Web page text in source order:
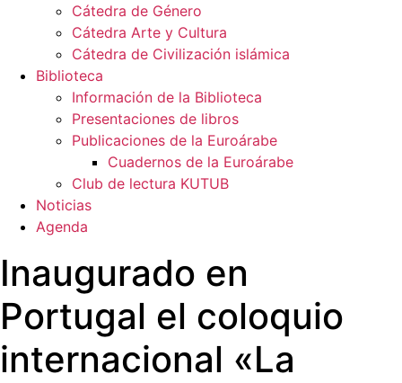
Cátedra de Género
Cátedra Arte y Cultura
Cátedra de Civilización islámica
Biblioteca
Información de la Biblioteca
Presentaciones de libros
Publicaciones de la Euroárabe
Cuadernos de la Euroárabe
Club de lectura KUTUB
Noticias
Agenda
Inaugurado en
Portugal el coloquio
internacional «La